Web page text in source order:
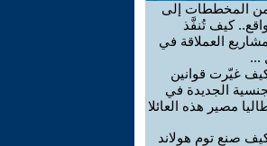
المخططات إلى
كيف تُنفَّذ
العملاقة في
...
غيّرت قوانين
الجديدة في
مصير هذه العائلا
صنع توم هولاند